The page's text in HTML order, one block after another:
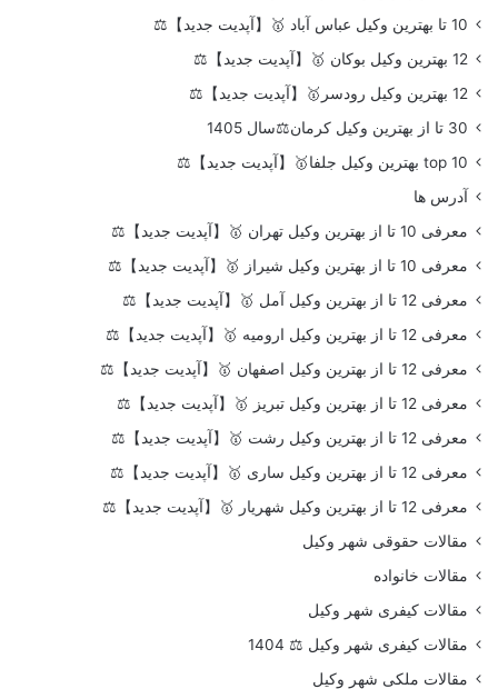
10 تا بهترین وکیل عباس آباد 🥇【آپدیت جدید】⚖️
12 بهترین وکیل بوکان 🥇【آپدیت جدید】⚖️
12 بهترین وکیل رودسر🥇【آپدیت جدید】⚖️
30 تا از بهترین وکیل کرمان⚖️سال 1405
top 10 بهترین وکیل جلفا🥇【آپدیت جدید】⚖️
آدرس ها
معرفی 10 تا از بهترین وکیل تهران 🥇【آپدیت جدید】⚖️
معرفی 10 تا از بهترین وکیل شیراز 🥇【آپدیت جدید】⚖️
معرفی 12 تا از بهترین وکیل آمل 🥇【آپدیت جدید】⚖️
معرفی 12 تا از بهترین وکیل ارومیه 🥇【آپدیت جدید】⚖️
معرفی 12 تا از بهترین وکیل اصفهان 🥇【آپدیت جدید】⚖️
معرفی 12 تا از بهترین وکیل تبریز 🥇【آپدیت جدید】⚖️
معرفی 12 تا از بهترین وکیل رشت 🥇【آپدیت جدید】⚖️
معرفی 12 تا از بهترین وکیل ساری 🥇【آپدیت جدید】⚖️
معرفی 12 تا از بهترین وکیل شهریار 🥇【آپدیت جدید】⚖️
مقالات حقوقی شهر وکیل
مقالات خانواده
مقالات کیفری شهر وکیل
مقالات کیفری شهر وکیل ⚖️ 1404
مقالات ملکی شهر وکیل